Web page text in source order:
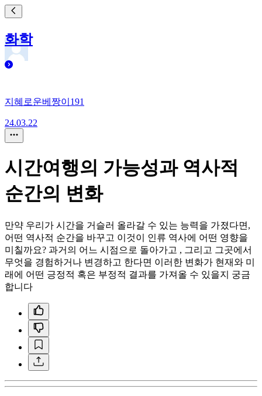
화학
지혜로운베짱이191
24.03.22
시간여행의 가능성과 역사적
순간의 변화
만약 우리가 시간을 거슬러 올라갈 수 있는 능력을 가졌다면,
어떤 역사적 순간을 바꾸고 이것이 인류 역사에 어떤 영향을
미칠까요? 과거의 어느 시점으로 돌아가고 , 그리고 그곳에서
무엇을 경험하거나 변경하고 한다면 이러한 변화가 현재와 미
래에 어떤 긍정적 혹은 부정적 결과를 가져올 수 있을지 궁금
합니다